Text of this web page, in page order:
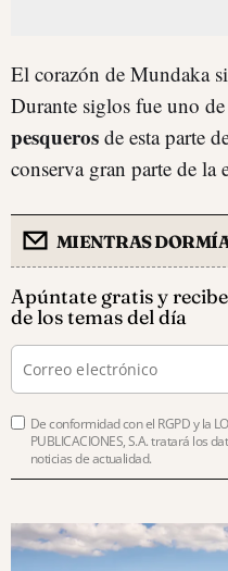
El corazón de Mundaka
Durante siglos fue uno
pesqueros de esta parte
conserva gran parte de la
MIENTRAS
Apúntate gratis y
de los temas del día
De conformidad con el RGPD y la
PUBLICACIONES, S.A. tratará los
noticias de actualidad.